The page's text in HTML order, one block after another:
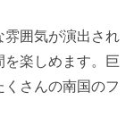
雰囲気が演出され
を楽しめます。巨
さんの南国のフ